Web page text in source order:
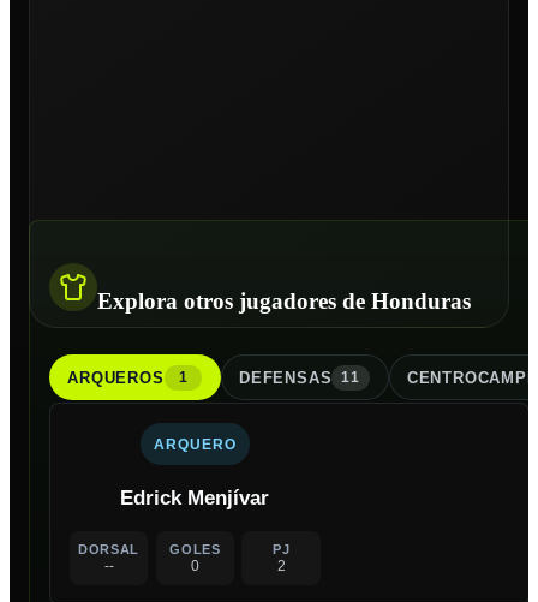
Explora otros jugadores de Honduras
ARQUEROS 1 DEFENSAS 11
ARQUERO
Edrick Menjívar
DORSAL
--
GOLES
0
PJ
2